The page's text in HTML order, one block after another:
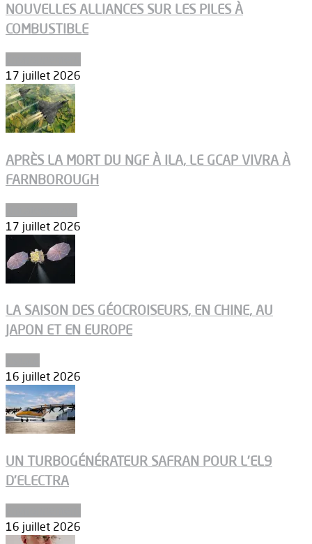
NOUVELLES ALLIANCES SUR LES PILES À
COMBUSTIBLE
17 juillet 2026
APRÈS LA MORT DU NGF À ILA, LE GCAP VIVRA À
FARNBOROUGH
17 juillet 2026
LA SAISON DES GÉOCROISEURS, EN CHINE, AU
JAPON ET EN EUROPE
16 juillet 2026
UN TURBOGÉNÉRATEUR SAFRAN POUR L’EL9
D’ELECTRA
16 juillet 2026